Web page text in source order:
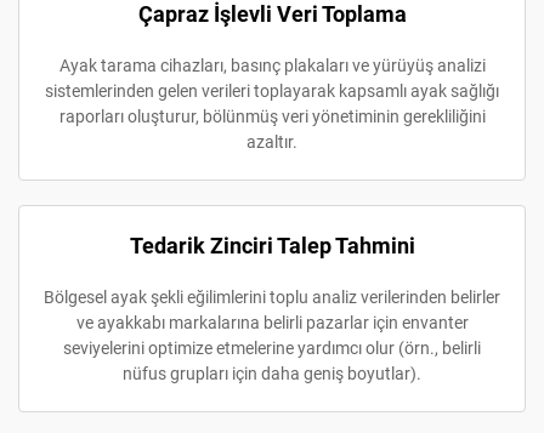
Çapraz İşlevli Veri Toplama
Ayak tarama cihazları, basınç plakaları ve yürüyüş analizi
sistemlerinden gelen verileri toplayarak kapsamlı ayak sağlığı
raporları oluşturur, bölünmüş veri yönetiminin gerekliliğini
azaltır.
Tedarik Zinciri Talep Tahmini
Bölgesel ayak şekli eğilimlerini toplu analiz verilerinden belirler
ve ayakkabı markalarına belirli pazarlar için envanter
seviyelerini optimize etmelerine yardımcı olur (örn., belirli
nüfus grupları için daha geniş boyutlar).